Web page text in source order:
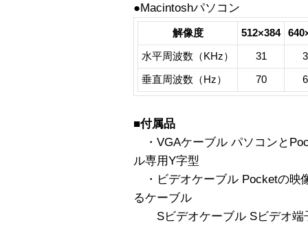
●Macintoshパソコン
解像度 512×384
水平周波数（KHz） 31
垂直周波数（Hz） 70
■付属品
・VGAケーブル パソコンと
ル専用Y字型
・ビデオケーブル Pocketの映
るケーブル
Sビデオケーブル Sビデオ端